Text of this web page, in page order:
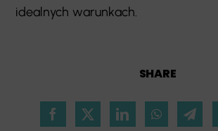
SHARE
idealnych warunkach.